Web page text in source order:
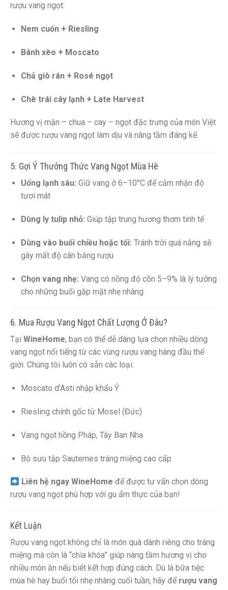
rượu vang ngọt:
Nem cuốn + Riesling
Bánh xèo + Moscato
Chả giò rán + Rosé ngọt
Chè trái cây lạnh + Late Harvest
Hương vị mặn – chua – cay – ngọt đặc trưng của món Việt
sẽ được rượu vang ngọt làm dịu và nâng tầm đáng kể.
5. Gợi Ý Thưởng Thức Vang Ngọt Mùa Hè
Uống lạnh sâu: Giữ vang ở 6–10°C để cảm nhận độ
tươi mát
Dùng ly tulip nhỏ: Giúp tập trung hương thơm tinh tế
Dùng vào buổi chiều hoặc tối: Tránh trời quá nắng sẽ
gây mất độ cân bằng rượu
Chọn vang nhẹ: Vang có nồng độ cồn 5–9% là lý tưởng
cho những buổi gặp mặt nhẹ nhàng
6. Mua Rượu Vang Ngọt Chất Lượng Ở Đâu?
Tại WineHome, bạn có thể dễ dàng lựa chọn nhiều dòng
vang ngọt nổi tiếng từ các vùng rượu vang hàng đầu thế
giới. Chúng tôi luôn có sẵn các loại:
Moscato d’Asti nhập khẩu Ý
Riesling chính gốc từ Mosel (Đức)
Vang ngọt hồng Pháp, Tây Ban Nha
Bộ sưu tập Sauternes tráng miệng cao cấp
Liên hệ ngay WineHome để được tư vấn chọn dòng
rượu vang ngọt phù hợp với gu ẩm thực của bạn!
Kết Luận
Rượu vang ngọt không chỉ là món quà dành riêng cho tráng
miệng mà còn là “chìa khóa” giúp nâng tầm hương vị cho
nhiều món ăn nếu biết kết hợp đúng cách. Dù là bữa tiệc
mùa hè hay buổi tối nhẹ nhàng cuối tuần, hãy để rượu vang